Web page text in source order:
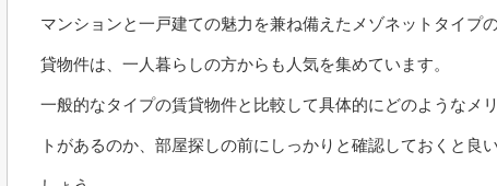
マンションと一戸建ての魅力を兼ね備えたメゾネットタイプ
貸物件は、一人暮らしの方からも人気を集めています。
一般的なタイプの賃貸物件と比較して具体的にどのようなメ
トがあるのか、部屋探しの前にしっかりと確認しておくと良